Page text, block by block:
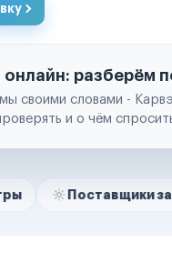
онлайн: разберём
своими словами -
и о чём
запчастей